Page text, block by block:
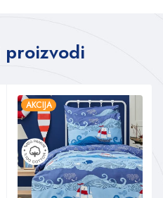
proizvodi
AKCIJA